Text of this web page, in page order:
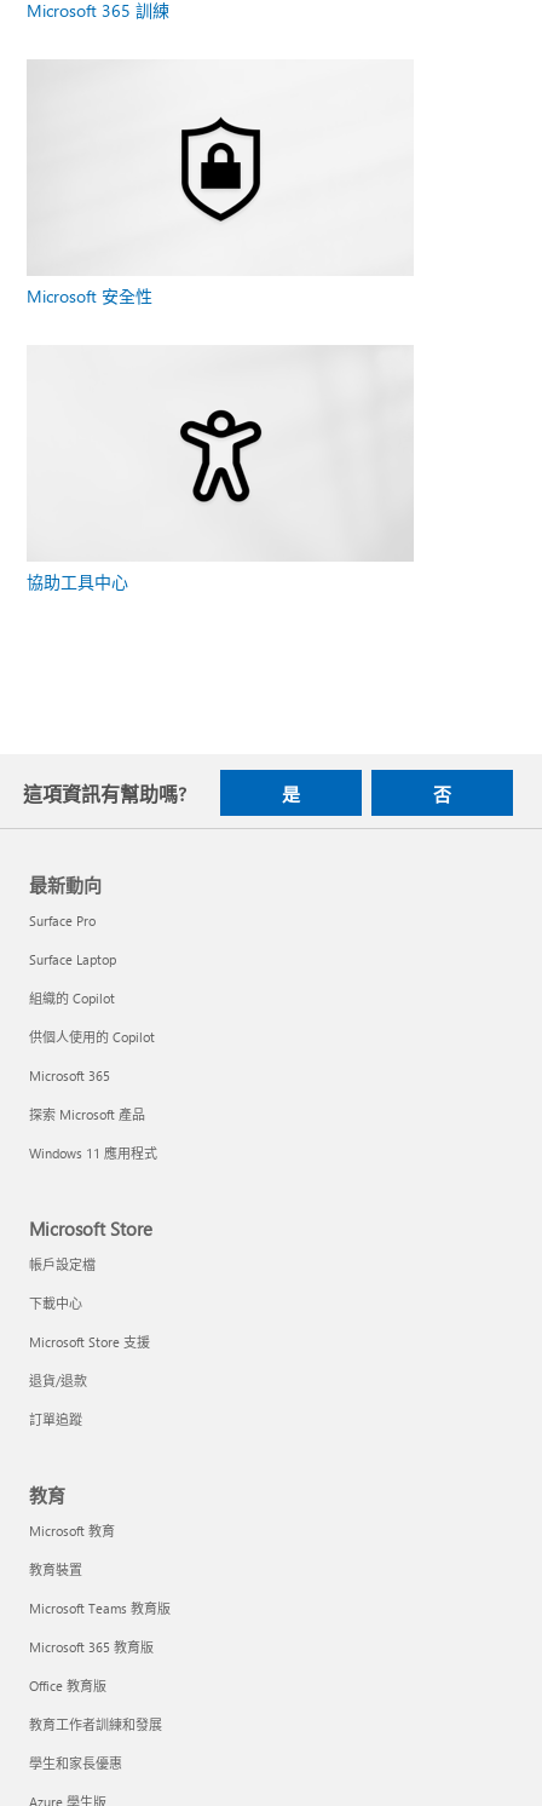
Microsoft 365 訓練
Microsoft 安全性
協助工具中心
這項資訊有幫助嗎? 是 否
最新動向
Surface Pro
Surface Laptop
組織的 Copilot
供個人使用的 Copilot
Microsoft 365
探索 Microsoft 產品
Windows 11 應用程式
Microsoft Store
帳戶設定檔
下載中心
Microsoft Store 支援
退貨/退款
訂單追蹤
教育
Microsoft 教育
教育裝置
Microsoft Teams 教育版
Microsoft 365 教育版
Office 教育版
教育工作者訓練和發展
學生和家長優惠
Azure 學生版